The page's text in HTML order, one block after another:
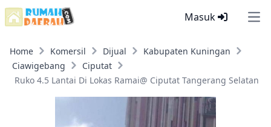
Masuk
Home Komersil Dijual
Kabupaten Kuningan
Ciawigebang
Ciputat
Ruko 4.5 Lantai Di Lokas Ramai@ Ciputat Tangerang Selatan